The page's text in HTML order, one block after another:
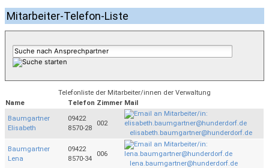
Mitarbeiter-Telefon-Liste
Telefonliste der Mitarbeiter/innen der Verwaltung
Name
Telefon Zimmer Mail
Baumgartner
Elisabeth
09422
8570-28
002
elisabeth.baumgartner@hunderdorf.de
Baumgartner
Lena
09422
8570-34
006
lena.baumgartner@hunderdorf.de